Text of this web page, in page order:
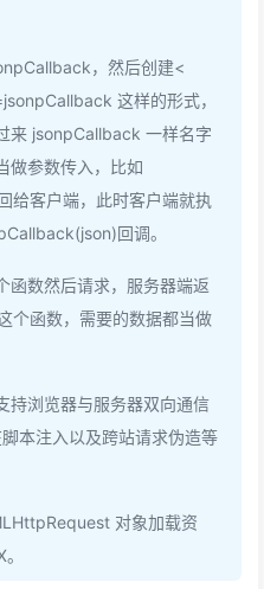
，然后创建<
这样的形式，
来 jsonpCallback 一样名字
做参数传入，比如
给客户端，此时客户端就执
回调。
函数然后请求，服务器端返
个函数，需要的数据都当做
持浏览器与服务器双向通信
本注入以及跨站请求伪造等
对象加载资